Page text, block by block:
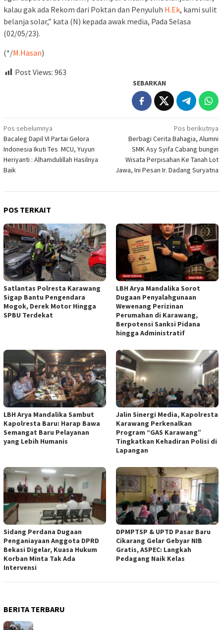
kalau gak ada Rekom dari Poktan dan Penyuluh H.Ek, kami sulit
belanja solar,” kata (N) kepada awak media, Pada Selasa
(02/05/23).
(*/M.Hasan)
Post Views: 963
SEBARKAN
Navigasi
pos
Pos sebelumnya
Bacaleg Dapil VI Partai Gelora
Indonesia Ikuti Tes MCU, Yuyun
Heriyanti : Alhamdulillah Hasilnya
Baik
Pos berikutnya
Berbagi Cerita Bahagia, Alumni
SMK Asy Syifa Cabang bungin
Wisata Perpisahan Ke Tanah Lot
Jawa, Ini Pesan Ir. Dadang Suryatna
POS TERKAIT
Satlantas Polresta Karawang
Sigap Bantu Pengendara
Mogok, Derek Motor Hingga
SPBU Terdekat
LBH Arya Mandalika Sorot
Dugaan Penyalahgunaan
Wewenang Perizinan
Perumahan di Karawang,
Berpotensi Sanksi Pidana
hingga Administratif
LBH Arya Mandalika Sambut
Kapolresta Baru: Harap Bawa
Semangat Baru Pelayanan
yang Lebih Humanis
Jalin Sinergi Media, Kapolresta
Karawang Perkenalkan
Program “GAS Karawang”
Tingkatkan Kehadiran Polisi di
Lapangan
Sidang Perdana Dugaan
Penganiayaan Anggota DPRD
Bekasi Digelar, Kuasa Hukum
Korban Minta Tak Ada
Intervensi
DPMPTSP & UPTD Pasar Baru
Cikarang Gelar Gebyar NIB
Gratis, ASPEC: Langkah
Pedagang Naik Kelas
BERITA TERBARU